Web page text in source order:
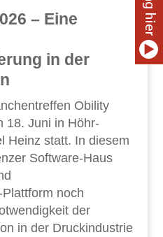
– Eine
in der
Obility
18. Juni in Höhr-
Heinz statt. In diesem
Software-Haus
noch
der
in der Druckindustrie